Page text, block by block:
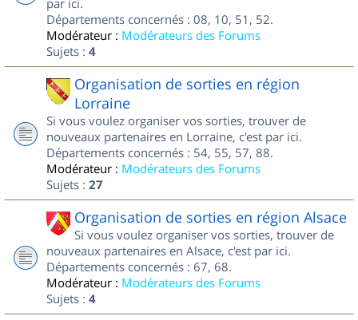
par ici.
Départements concernés : 08, 10, 51, 52.
Modérateur : Modérateurs des Forums
Sujets : 4
Organisation de sorties en région
Lorraine
Si vous voulez organiser vos sorties, trouver de
nouveaux partenaires en Lorraine, c'est par ici.
Départements concernés : 54, 55, 57, 88.
Modérateur : Modérateurs des Forums
Sujets : 27
Organisation de sorties en région Alsace
Si vous voulez organiser vos sorties, trouver de
nouveaux partenaires en Alsace, c'est par ici.
Départements concernés : 67, 68.
Modérateur : Modérateurs des Forums
Sujets : 4